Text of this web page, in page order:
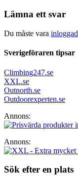
Lämna ett svar
Du måste vara inloggad
Sverigeföraren tipsar
Climbing247.se
XXL.se
Outnorth.se
Outdoorexperten.se
Annons:
Annons:
Sök efter en plats